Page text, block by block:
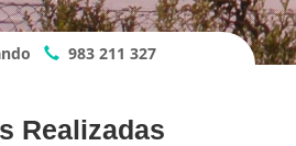
983 211 327
Realizadas